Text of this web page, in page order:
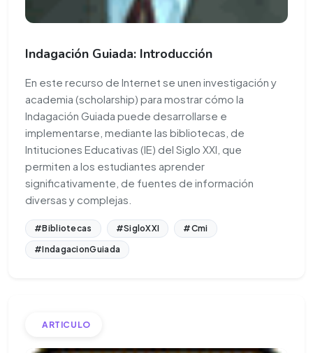
Indagación Guiada: Introducción
En este recurso de Internet se unen investigación y
academia (scholarship) para mostrar cómo la
Indagación Guiada puede desarrollarse e
implementarse, mediante las bibliotecas, de
Intituciones Educativas (IE) del Siglo XXI, que
permiten a los estudiantes aprender
significativamente, de fuentes de información
diversas y complejas.
#Bibliotecas #SigloXXI
#Cmi
#IndagacionGuiada
ARTICULO